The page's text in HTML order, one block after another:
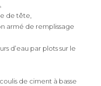
de tête,
armé de remplissage
d’eau par plots sur le
de ciment à basse